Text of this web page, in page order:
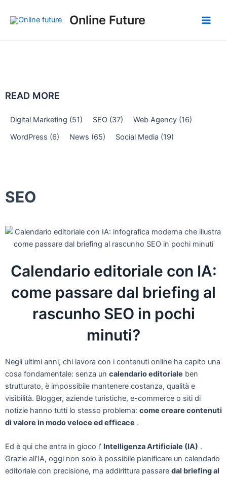
Online Future
READ MORE
Digital Marketing (51) SEO (37) Web Agency (16)
WordPress (6) News (65) Social Media (19)
SEO
Calendario editoriale con IA:
come passare dal briefing al
rascunho SEO in pochi
minuti?
Negli ultimi anni, chi lavora con i contenuti online ha capito una
cosa fondamentale: senza un calendario editoriale ben
strutturato, è impossibile mantenere costanza, qualità e
visibilità. Blogger, aziende turistiche, e-commerce o siti di
notizie hanno tutti lo stesso problema: come creare contenuti
di valore in modo veloce ed efficace .
Ed è qui che entra in gioco l’ Intelligenza Artificiale (IA) .
Grazie all’IA, oggi non solo è possibile pianificare un calendario
editoriale con precisione, ma addirittura passare dal briefing al
navigation